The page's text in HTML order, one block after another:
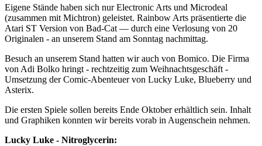
Eigene Stände haben sich nur Electronic Arts und Microdeal
(zusammen mit Michtron) geleistet. Rainbow Arts präsentierte die
Atari ST Version von Bad-Cat — durch eine Verlosung von 20
Originalen - an unserem Stand am Sonntag nachmittag.
Besuch an unserem Stand hatten wir auch von Bomico. Die Firma
von Adi Bolko hringt - rechtzeitig zum Weihnachtsgeschäft -
Umsetzung der Comic-Abenteuer von Lucky Luke, Blueberry und
Asterix.
Die ersten Spiele sollen bereits Ende Oktober erhältlich sein. Inhalt
und Graphiken konnten wir bereits vorab in Augenschein nehmen.
Lucky Luke - Nitroglycerin: